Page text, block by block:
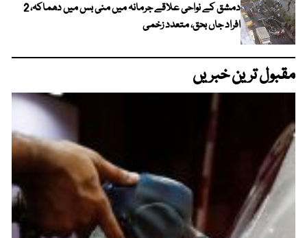
دمشق کے نواحی علاقے جرمانہ میں منی بس میں دھماکہ، 2
افراد جاں بحق، متعدد زخمی
مقبول ترین خبریں